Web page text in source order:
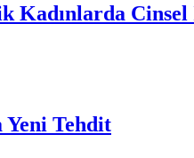
Cinsel
Yeni Tehdit